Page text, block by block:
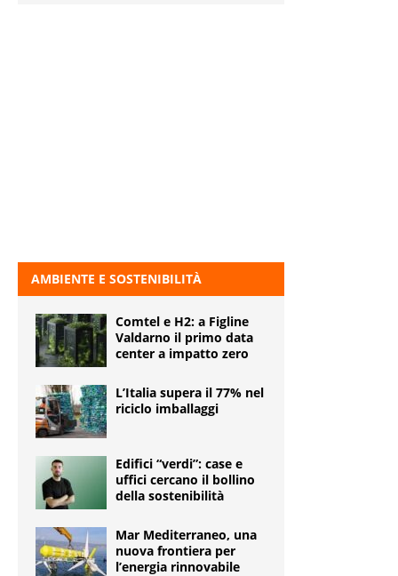
AMBIENTE E SOSTENIBILITÀ
Comtel e H2: a Figline
Valdarno il primo data
center a impatto zero
L’Italia supera il 77% nel
riciclo imballaggi
Edifici “verdi”: case e
uffici cercano il bollino
della sostenibilità
Mar Mediterraneo, una
nuova frontiera per
l’energia rinnovabile